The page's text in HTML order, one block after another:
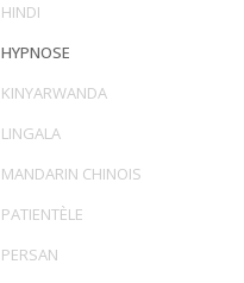
HINDI
HYPNOSE
KINYARWANDA
LINGALA
MANDARIN CHINOIS
PATIENTÈLE
PERSAN